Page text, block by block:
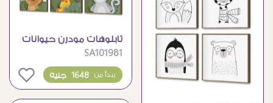
تابلوهات مودرن حيوانات
كرتونية لطيفة لغرف
الأطفال
SA101981
1648 جنيه يبدأ من